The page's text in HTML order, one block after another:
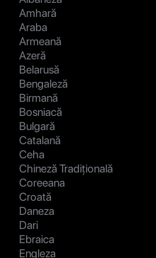
Amhară
Araba
Armeană
Azeră
Belarusă
Bengaleză
Birmană
Bosniacă
Bulgară
Catalană
Ceha
Chineză Tradițională
Coreeana
Croată
Daneza
Dari
Ebraica
Engleza